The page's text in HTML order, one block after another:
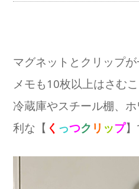
マグネットとクリップ
メモも10枚以上はさむこ
冷蔵庫やスチール棚、
利な【 く っつク リ ップ】